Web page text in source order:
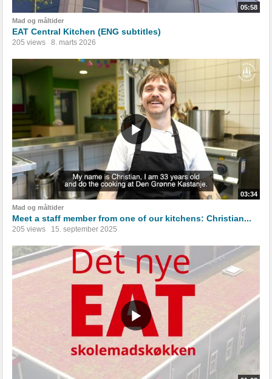
05:58
Mad og måltider
EAT Central Kitchen (ENG subtitles)
205 views 8. marts 2026
03:34
Mad og måltider
Meet a staff member from one of our kitchens: Christian...
205 views 15. september 2025